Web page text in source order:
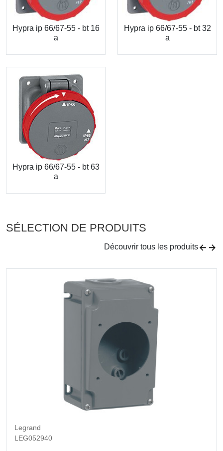
Hypra ip 66/67-55 - bt 16
a
Hypra ip 66/67-55 - bt 32
a
Hypra ip 66/67-55 - bt 63
a
SÉLECTION DE PRODUITS
Découvrir tous les produits
Legrand
LEG052940